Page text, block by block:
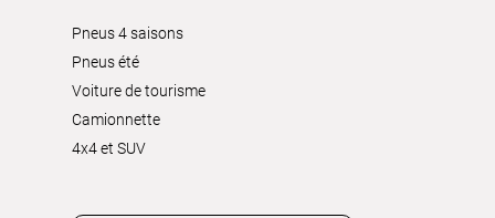
Pneus 4 saisons
Pneus été
Voiture de tourisme
Camionnette
4x4 et SUV